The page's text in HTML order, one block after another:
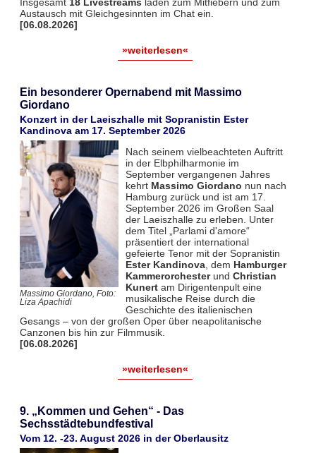
Austausch mit Gleichgesinnten im Chat ein.
[06.08.2026]
»weiterlesen«
Ein besonderer Opernabend mit Massimo
Giordano
Konzert in der Laeiszhalle mit Sopranistin Ester
Kandinova am 17. September 2026
Massimo Giordano, Foto:
Liza Apachidi
Nach seinem vielbeachteten Auftritt
in der Elbphilharmonie im
September vergangenen Jahres
kehrt Massimo Giordano nun nach
Hamburg zurück und ist am 17.
September 2026 im Großen Saal
der Laeiszhalle zu erleben. Unter
dem Titel „Parlami d'amore“
präsentiert der international
gefeierte Tenor mit der Sopranistin
Ester Kandinova, dem Hamburger
Kammerorchesterund Christian
Kunertam Dirigentenpult eine
musikalische Reise durch die
Geschichte des italienischen
Gesangs – von der großen Oper über neapolitanische
Canzonen bis hin zur Filmmusik.
[06.08.2026]
»weiterlesen«
9. „Kommen und Gehen“ - Das
Sechsstädtebundfestival
Vom 12. -23. August 2026 in der Oberlausitz